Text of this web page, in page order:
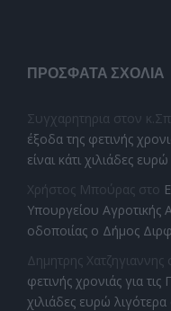
ΠΡΌΣΦΑΤΑ ΣΧΌΛΙΑ
Συγχαρητηρια στον
έξοδα της φετινής
είναι κάτι χιλιάδες
Χρήστος Μπούρας στο
Υπουργείου Αγροτικής
οδοποιίας ο Δήμος
Δημητρης Χατζηγιαννης
φετινής χρονιάς για τις
χιλιάδες ευρώ